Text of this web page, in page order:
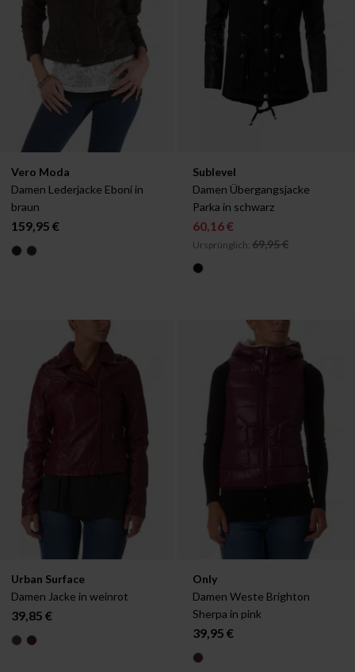
Verfügbar in:
XL
Vero Moda
Damen Lederjacke Eboni in
braun
159,95 €
Verfügbar in:
XL
Sublevel
Damen Übergangsjacke
Parka in schwarz
60,16 €
Ursprünglich: 69,95 €
Verfügbar in:
Urban Surface
Damen Jacke in weinrot
39,85 €
Verfügbar in:
Only
Damen Weste Brighton
Sherpa in pink
39,95 €